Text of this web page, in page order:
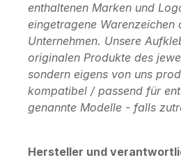
enthaltenen Marken und
eingetragene Warenzeichen
Unternehmen. Unsere
originalen Produkte des
sondern eigens von uns
kompatibel / passend für
genannte Modelle - falls
Hersteller und